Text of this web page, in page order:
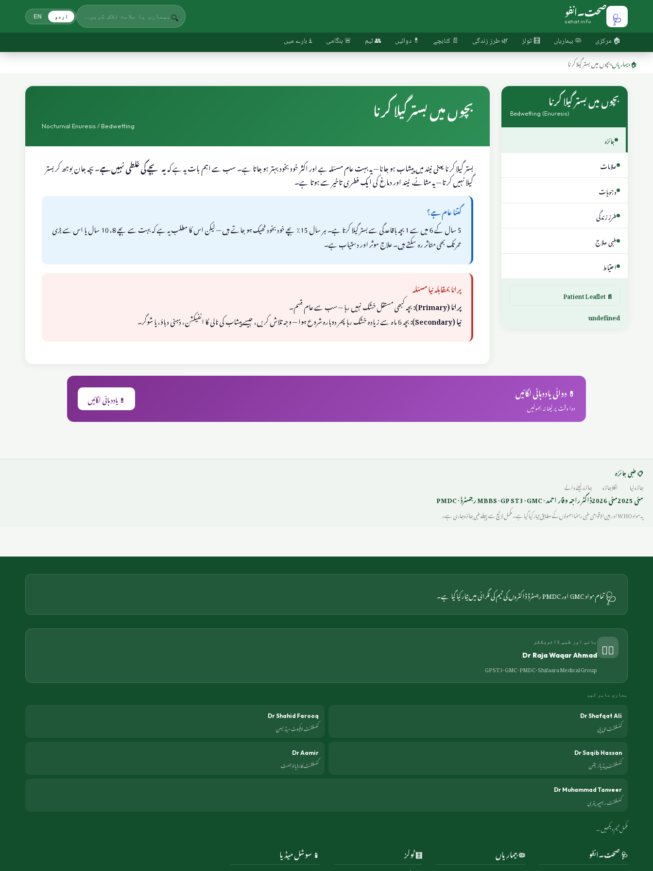
🩺 صحت۔انفو
sehat.info
🔍 اردو EN
🏠 مرکزی 🦠 بیماریاں 🧮 ٹولز 🌿 طرزِ زندگی 📄 کتابچے 💊 دوائیں 👥 ٹیم 🚨 ہنگامی ℹ️ بارے میں
🏠
›بیماریاں›بچوں میں بستر گیلا کرنا
بچوں میں بستر گیلا کرنا
Bedwetting (Enuresis)
جائزہ
علامات
وجوہات
طرزِ زندگی
طبی علاج
احتیاط
📄 Patient Leaflet
undefined
بچوں میں بستر گیلا کرنا
Nocturnal Enuresis / Bedwetting
بستر گیلا کرنا یعنی نیند میں پیشاب ہو جانا — یہ بہت عام مسئلہ ہے اور اکثر خود بخود بہتر ہو جاتا ہے۔ سب سے اہم بات یہ ہے کہیہ بچے کی غلطی نہیں ہے۔ بچہ جان بوجھ کر بستر
گیلا نہیں کرتا — یہ مثانے، نیند اور دماغ کی ایک فطری تاخیر سے ہوتا ہے۔
کتنا عام ہے؟
5 سال کے 6 میں سے 1 بچہ باقاعدگی سے بستر گیلا کرتا ہے۔ ہر سال 15٪ بچے خود بخود ٹھیک ہو جاتے ہیں — لیکن اس کا مطلب یہ ہے کہ بہت سے بچے 8، 10 سال یا اس سے بڑی
عمر تک بھی متاثر رہ سکتے ہیں۔ علاج موثر اور دستیاب ہے۔
پرانا بمقابلہ نیا مسئلہ
پرانا (Primary):
بچہ کبھی مستقل خشک نہیں رہا — سب سے عام قسم۔
نیا (Secondary):
بچہ 6 ماہ سے زیادہ خشک رہا پھر دوبارہ شروع ہوا — وجہ تلاش کریں، جیسے پیشاب کی نالی کا انفیکشن، ذہنی دباؤ، یا شوگر۔
💊 دوائی یاددہانی لگائیں
دوا وقت پر لینا نہ بھولیں 💊 یاددہانی لگائیں
📋 طبی جائزہ
جائزہ لیا
مئی 2025
اگلا جائزہ
مئی 2026
جائزہ لینے والے
ڈاکٹر راجہ وقار احمد · MBBS · GP ST3 · GMC رجسٹرڈ · PMDC
یہ مواد WHO اور بین الاقوامی طبی رہنما اصولوں کے مطابق تیار کیا گیا ہے۔ مکمل لانچ سے پہلے طبی جائزہ جاری ہے۔
🩺تمام مواد GMC اور PMDC رجسٹرڈ ڈاکٹروں کی ٹیم کی نگرانی میں تیار کیا گیا ہے۔
👨‍⚕️ بانی اور طبی ڈائریکٹر
Dr Raja Waqar Ahmad
GP ST3 · GMC · PMDC ·Shifaara Medical Group
ہماری ماہر ٹیم
Dr Shafqat Ali
کنسلٹنٹ جی پی
Dr Shahid Farooq
کنسلٹنٹ ایکیوٹ میڈیسن
Dr Saqib Hassan
کنسلٹنٹ پیڈیاٹریشن
Dr Aamir
کنسلٹنٹ کارڈیالوجسٹ
Dr Muhammad Tanveer
کنسلٹنٹ ریسپیریٹری
مکمل ٹیم دیکھیں →
🩺 صحت۔انفو 🦠 بیماریاں 🧮 ٹولز 📱 سوشل میڈیا